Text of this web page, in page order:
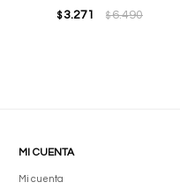
$3.271 $6.490
MI CUENTA
Mi cuenta